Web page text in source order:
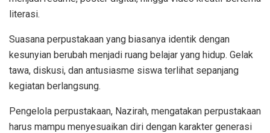
literasi.
Suasana perpustakaan yang biasanya identik dengan
kesunyian berubah menjadi ruang belajar yang hidup. Gelak
tawa, diskusi, dan antusiasme siswa terlihat sepanjang
kegiatan berlangsung.
Pengelola perpustakaan, Nazirah, mengatakan perpustakaan
harus mampu menyesuaikan diri dengan karakter generasi